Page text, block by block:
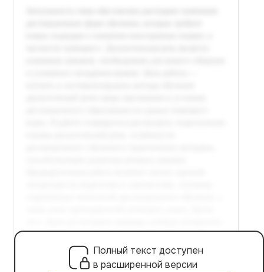
Полный текст доступен
в расширенной версии